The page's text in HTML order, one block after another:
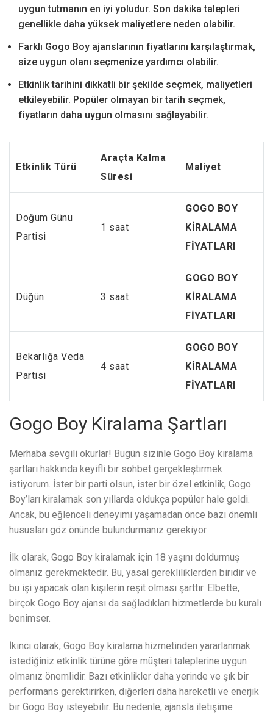
uygun tutmanın en iyi yoludur. Son dakika talepleri
genellikle daha yüksek maliyetlere neden olabilir.
Farklı Gogo Boy ajanslarının fiyatlarını karşılaştırmak,
size uygun olanı seçmenize yardımcı olabilir.
Etkinlik tarihini dikkatli bir şekilde seçmek, maliyetleri
etkileyebilir. Popüler olmayan bir tarih seçmek,
fiyatların daha uygun olmasını sağlayabilir.
Etkinlik Türü
Araçta Kalma
Süresi
Maliyet
Doğum Günü
Partisi
1 saat
GOGO BOY
KİRALAMA
FİYATLARI
Düğün 3 saat
GOGO BOY
KİRALAMA
FİYATLARI
Bekarlığa Veda
Partisi
4 saat
GOGO BOY
KİRALAMA
FİYATLARI
Gogo Boy Kiralama Şartları
Merhaba sevgili okurlar! Bugün sizinle Gogo Boy kiralama
şartları hakkında keyifli bir sohbet gerçekleştirmek
istiyorum. İster bir parti olsun, ister bir özel etkinlik, Gogo
Boy’ları kiralamak son yıllarda oldukça popüler hale geldi.
Ancak, bu eğlenceli deneyimi yaşamadan önce bazı önemli
hususları göz önünde bulundurmanız gerekiyor.
İlk olarak, Gogo Boy kiralamak için 18 yaşını doldurmuş
olmanız gerekmektedir. Bu, yasal gerekliliklerden biridir ve
bu işi yapacak olan kişilerin reşit olması şarttır. Elbette,
birçok Gogo Boy ajansı da sağladıkları hizmetlerde bu kuralı
benimser.
İkinci olarak, Gogo Boy kiralama hizmetinden yararlanmak
istediğiniz etkinlik türüne göre müşteri taleplerine uygun
olmanız önemlidir. Bazı etkinlikler daha yerinde ve şık bir
performans gerektirirken, diğerleri daha hareketli ve enerjik
bir Gogo Boy isteyebilir. Bu nedenle, ajansla iletişime